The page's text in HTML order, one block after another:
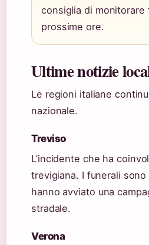
consiglia di
prossime ore.
Ultime notizie
Le regioni italiane
nazionale.
Treviso
L’incidente che ha
trevigiana. I funerali
hanno avviato una
stradale.
Verona